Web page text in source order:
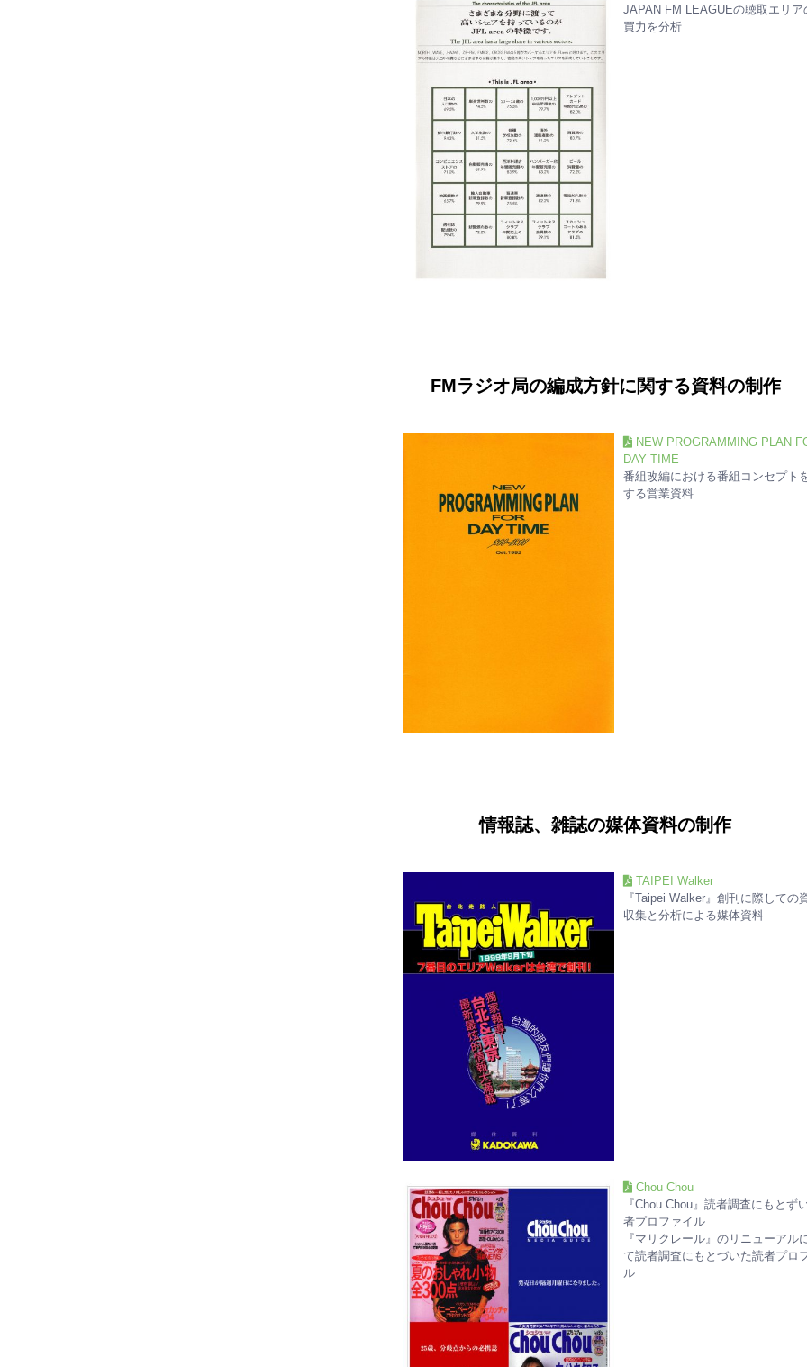
JAPAN FM LEAGUEの聴取エリア
買力を分析
FMラジオ局の編成方針に関する資料の制作
NEW PROGRAMMING PLAN
DAY TIME
番組改編における番組コンセプト
する営業資料
情報誌、雑誌の媒体資料の制作
TAIPEI Walker
『Taipei Walker』創刊に際しての
収集と分析による媒体資料
Chou Chou
『Chou Chou』読者調査にもとず
者プロファイル
『マリクレール』のリニューアル
て読者調査にもとづいた読者プロ
ル